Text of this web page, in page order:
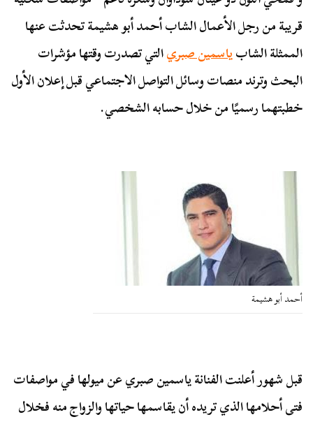
قريبة من رجل الأعمال الشاب أحمد أبو هشيمة تحدثت عنها
الممثلة الشابياسمين صبريالتي تصدرت وقتها مؤشرات
البحث وترند منصات وسائل التواصل الاجتماعي قبل إعلان الأول
خطبتهما رسميًا من خلال حسابه الشخصي.
أحمد أبو هشيمة
قبل شهور أعلنت الفنانة ياسمين صبري عن ميولها في مواصفات
فتى أحلامها الذي تريده أن يقاسمها حياتها والزواج منه فخلال